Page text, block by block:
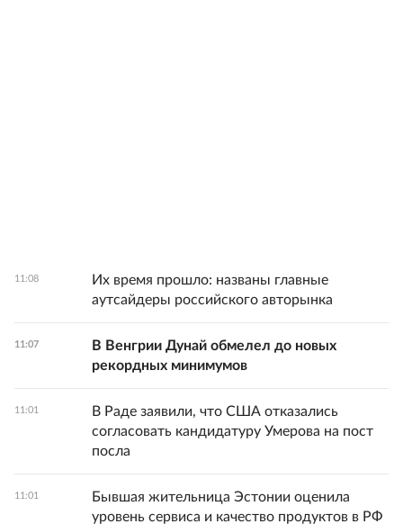
11:08
Их время прошло: названы главные
аутсайдеры российского авторынка
11:07
В Венгрии Дунай обмелел до новых
рекордных минимумов
11:01
В Раде заявили, что США отказались
согласовать кандидатуру Умерова на пост
посла
11:01
Бывшая жительница Эстонии оценила
уровень сервиса и качество продуктов в РФ